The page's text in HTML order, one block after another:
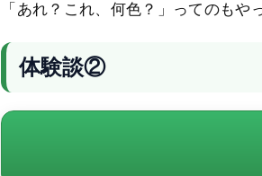
「あれ？これ、何色？」ってのもや
体験談②